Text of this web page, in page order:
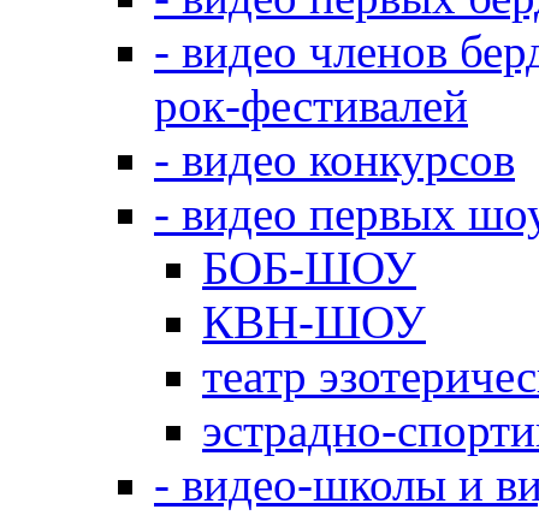
- видео членов
рок-фестивалей
- видео конкурсов
- видео первых
БОБ-ШОУ
КВН-ШОУ
театр
эстрадно-
- видео-школы и